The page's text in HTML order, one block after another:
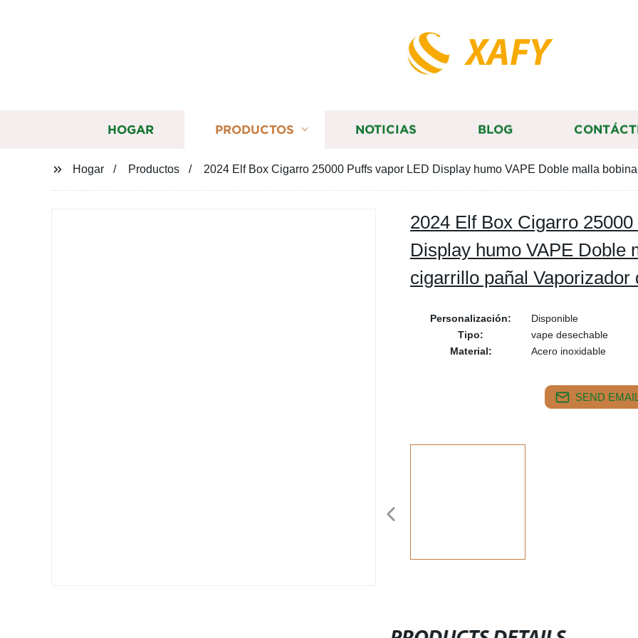
XAFY
HOGAR PRODUCTOS NOTICIAS BLOG
Hogar Productos 2024 Elf Box Cigarro 25000 Puffs vapor LED Display humo VAPE Doble malla
2024 Elf Box Cigarro
Display humo VAPE Doble
cigarrillo pañal Vaporizador
Personalización:
Disponible
Tipo:
vape desechable
Material:
Acero inoxidable
SEND